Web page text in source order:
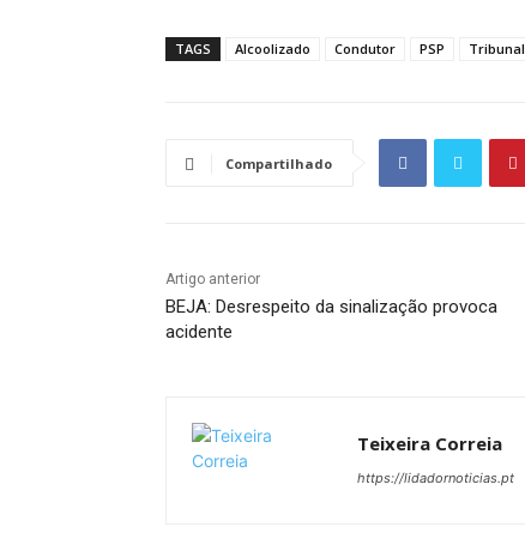
TAGS Alcoolizado Condutor PSP Tribunal
Compartilhado
Artigo anterior
BEJA: Desrespeito da sinalização provoca
acidente
Teixeira Correia
https://lidadornoticias.pt